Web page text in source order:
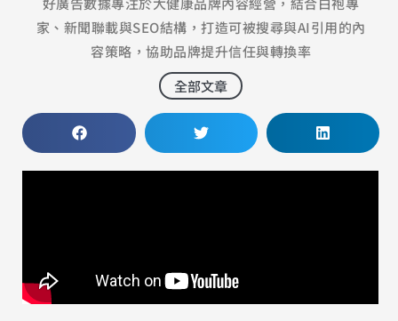
家、新聞聯載與SEO結構，打造可被搜尋與AI引用的內
容策略，協助品牌提升信任與轉換率
全部文章